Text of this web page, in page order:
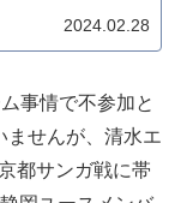
2024.02.28
事情で不参加と
ませんが、清水エ
都サンガ戦に帯